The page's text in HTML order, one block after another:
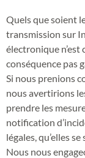
Quels que soient
transmission sur
électronique n’est
conséquence pas
Si nous prenions
nous avertirions
prendre les
notification
légales, qu’elles
Nous nous